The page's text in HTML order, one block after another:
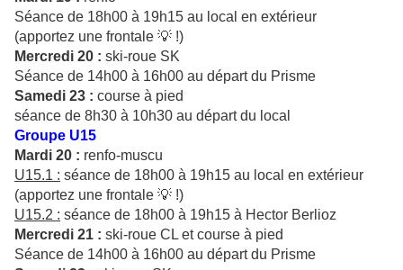
Séance de 18h00 à 19h15 au local en extérieur
(apportez une frontale 💡 !)
Mercredi 20 : ski-roue SK
Séance de 14h00 à 16h00 au départ du Prisme
Samedi 23 : course à pied
séance de 8h30 à 10h30 au départ du local
Groupe U15
Mardi 20 : renfo-muscu
U15.1 : séance de 18h00 à 19h15 au local en extérieur
(apportez une frontale 💡 !)
U15.2 : séance de 18h00 à 19h15 à Hector Berlioz
Mercredi 21 : ski-roue CL et course à pied
Séance de 14h00 à 16h00 au départ du Prisme